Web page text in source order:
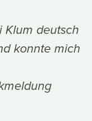
Klum deutsch
konnte mich